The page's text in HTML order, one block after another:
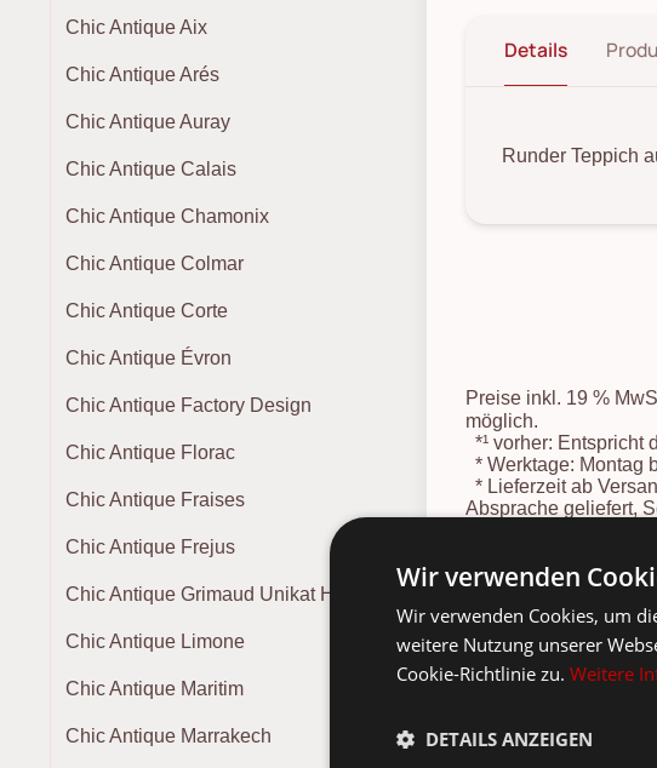
Chic Antique Aix
Chic Antique Arés
Chic Antique Auray
Chic Antique Calais
Chic Antique Chamonix
Chic Antique Colmar
Chic Antique Corte
Chic Antique Évron
Chic Antique Factory Design
Chic Antique Florac
Chic Antique Fraises
Chic Antique Frejus
Chic Antique Grimaud Unikat Holz
Chic Antique Limone
Chic Antique Maritim
Chic Antique Marrakech
Details
Runder Teppich
Preise inkl. 19 %
möglich.
*¹ vorher: Entspricht
* Werktage: Montag
* Lieferzeit ab
Absprache geliefert,
Wir verwenden
Wir verwenden Cookies, um
weitere Nutzung unserer
Cookie-Richtlinie zu. Weitere
DETAILS ANZEIGEN